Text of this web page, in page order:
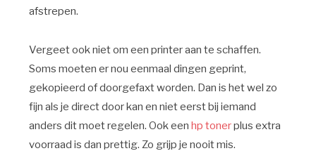
afstrepen.
Vergeet ook niet om een printer aan te schaffen.
Soms moeten er nou eenmaal dingen geprint,
gekopieerd of doorgefaxt worden. Dan is het wel zo
fijn als je direct door kan en niet eerst bij iemand
anders dit moet regelen. Ook een hp tonerplus extra
voorraad is dan prettig. Zo grijp je nooit mis.